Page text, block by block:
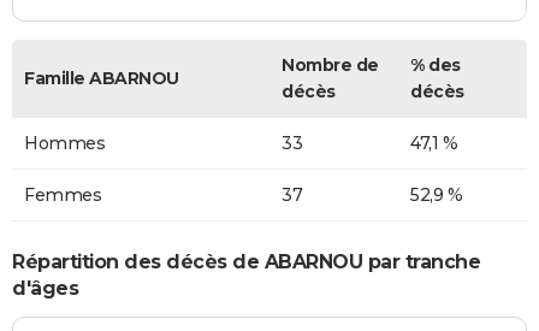
Famille ABARNOU
Nombre de
décès
% des
décès
Hommes 33 47,1 %
Femmes 37 52,9 %
Répartition des décès de ABARNOU par tranche
d'âges